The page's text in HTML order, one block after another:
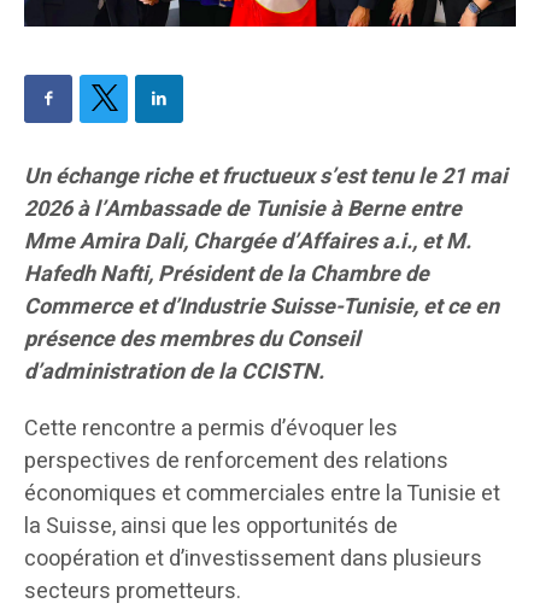
Un échange riche et fructueux s’est tenu le 21 mai
2026 à l’Ambassade de Tunisie à Berne entre
Mme Amira Dali, Chargée d’Affaires a.i., et M.
Hafedh Nafti, Président de la Chambre de
Commerce et d’Industrie Suisse-Tunisie, et ce en
présence des membres du Conseil
d’administration de la CCISTN.
Cette rencontre a permis d’évoquer les
perspectives de renforcement des relations
économiques et commerciales entre la Tunisie et
la Suisse, ainsi que les opportunités de
coopération et d’investissement dans plusieurs
secteurs prometteurs.